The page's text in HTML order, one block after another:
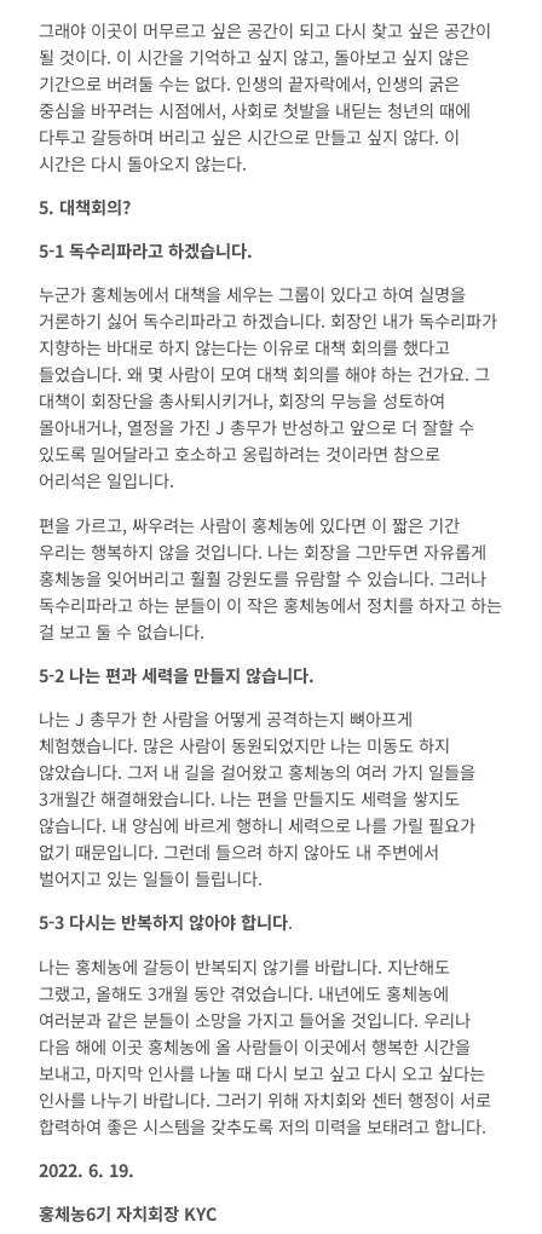
그래야 이곳이 머무르고 싶은 공간이 되고 다시 찾고 싶은 공간이
될 것이다. 이 시간을 기억하고 싶지 않고, 돌아보고 싶지 않은
기간으로 버려둘 수는 없다. 인생의 끝자락에서, 인생의 굵은
중심을 바꾸려는 시점에서, 사회로 첫발을 내딛는 청년의 때에
다투고 갈등하며 버리고 싶은 시간으로 만들고 싶지 않다. 이
시간은 다시 돌아오지 않는다.
5. 대책회의?
5-1독수리파라고 하겠습니다.
누군가 홍체농에서 대책을 세우는 그룹이 있다고 하여 실명을
거론하기 싫어 독수리파라고 하겠습니다. 회장인 내가 독수리파가
지향하는 바대로 하지 않는다는 이유로 대책 회의를 했다고
들었습니다. 왜 몇 사람이 모여 대책 회의를 해야 하는 건가요. 그
대책이 회장단을 총사퇴시키거나, 회장의 무능을 성토하여
몰아내거나, 열정을 가진 J 총무가 반성하고 앞으로 더 잘할 수
있도록 밀어달라고 호소하고 옹립하려는 것이라면 참으로
어리석은 일입니다.
편을 가르고, 싸우려는 사람이 홍체농에 있다면 이 짧은 기간
우리는 행복하지 않을 것입니다. 나는 회장을 그만두면 자유롭게
홍체농을 잊어버리고 훨훨 강원도를 유람할 수 있습니다. 그러나
독수리파라고 하는 분들이 이 작은 홍체농에서 정치를 하자고 하는
걸 보고 둘 수 없습니다.
5-2 나는 편과 세력을 만들지 않습니다.
나는 J 총무가 한 사람을 어떻게 공격하는지 뼈아프게
체험했습니다. 많은 사람이 동원되었지만 나는 미동도 하지
않았습니다. 그저 내 길을 걸어왔고 홍체농의 여러 가지 일들을
3개월간 해결해왔습니다. 나는 편을 만들지도 세력을 쌓지도
않습니다. 내 양심에 바르게 행하니 세력으로 나를 가릴 필요가
없기 때문입니다. 그런데 들으려 하지 않아도 내 주변에서
벌어지고 있는 일들이 들립니다.
5-3 다시는 반복하지 않아야 합니다.
나는 홍체농에 갈등이 반복되지 않기를 바랍니다. 지난해도
그랬고, 올해도 3개월 동안 겪었습니다. 내년에도 홍체농에
여러분과 같은 분들이 소망을 가지고 들어올 것입니다. 우리나
다음 해에 이곳 홍체농에 올 사람들이 이곳에서 행복한 시간을
보내고, 마지막 인사를 나눌 때 다시 보고 싶고 다시 오고 싶다는
인사를 나누기 바랍니다. 그러기 위해 자치회와 센터 행정이 서로
합력하여 좋은 시스템을 갖추도록 저의 미력을 보태려고 합니다.
2022. 6. 19.
홍체농6기 자치회장 KYC